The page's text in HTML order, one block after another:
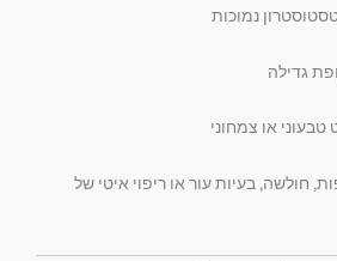
נמוכות
גדילה
או צמחוני
חולשה, בעיות עור או ריפוי איטי של